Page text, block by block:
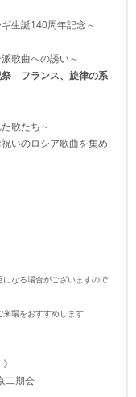
生誕140周年記念～
歌曲への誘い～
フランス、旋律の系
歌たち～
いのロシア歌曲を集め
になる場合がございますので
来場をおすすめします
二期会